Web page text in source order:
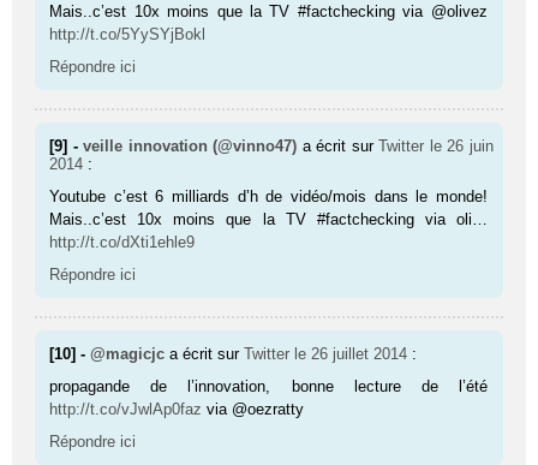
Mais..c’est 10x moins que la TV #factchecking via @olivez
http://t.co/5YySYjBokl
Répondre ici
[9] -veille innovation (@vinno47) a écrit surTwitter le 26 juin
2014 :
Youtube c’est 6 milliards d’h de vidéo/mois dans le monde!
Mais..c’est 10x moins que la TV #factchecking via oli…
http://t.co/dXti1ehle9
Répondre ici
[10] -@magicjc a écrit surTwitter le 26 juillet 2014 :
propagande de l’innovation, bonne lecture de l’été
http://t.co/vJwlAp0faz via @oezratty
Répondre ici